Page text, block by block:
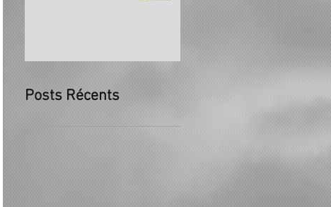
Posts Récents